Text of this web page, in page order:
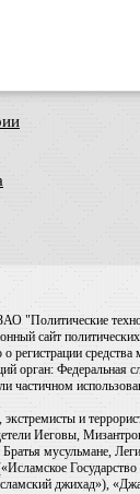
"Политические
сайт
о регистрации
орган: Федеральная
частичном
экстремисты и
Иеговы,
мусульмане,
(«Исламское
джихад»),